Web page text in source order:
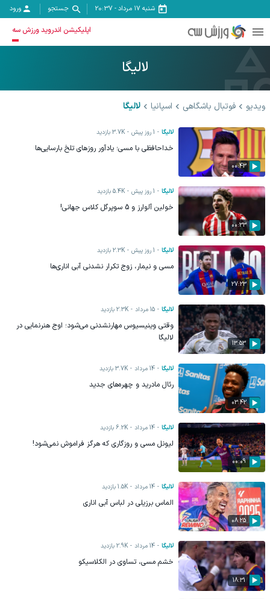
شنبه ۱۷ مرداد -
20:37 جستجو ورود
اپلیکیشن اندروید ورزش سه
لالیگا
ویدیو فوتبال باشگاهی اسپانیا لالیگا
00:43
لالیگا 1 روز پیش 3.7Kبازدید
خداحافظی با مسی؛ یادآور روزهای تلخ بارسایی‌ها
00:33
لالیگا 1 روز پیش 5.4Kبازدید
خولین آلوارز و 5 سوپرگل کلاس جهانی!
27:23
لالیگا 1 روز پیش 2.3Kبازدید
مسی و نیمار، زوج تکرار نشدنی آبی اناری‌ها
13:53
لالیگا 15 مرداد 2.3Kبازدید
وقتی وینیسیوس مهارنشدنی می‌شود؛ اوج هنرنمایی در
لالیگا
03:42
لالیگا 14 مرداد 3.7Kبازدید
رئال مادرید و چهره‌های جدید
00:09
لالیگا 14 مرداد 6.2Kبازدید
لیونل مسی و روزگاری که هرگز فراموش نمی‌شود!
08:25
لالیگا 14 مرداد 1.5Kبازدید
الماس برزیلی در لباس آبی اناری
18:31
لالیگا 14 مرداد 2.9Kبازدید
خشم مسی، تساوی در الکلاسیکو